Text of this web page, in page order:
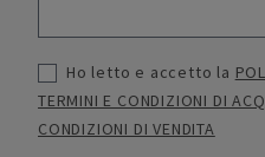
Ho letto e accetto la
TERMINI E CONDIZIONI DI
CONDIZIONI DI VENDITA